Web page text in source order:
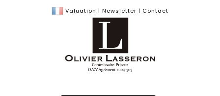
Valuation | Newsletter | Contact